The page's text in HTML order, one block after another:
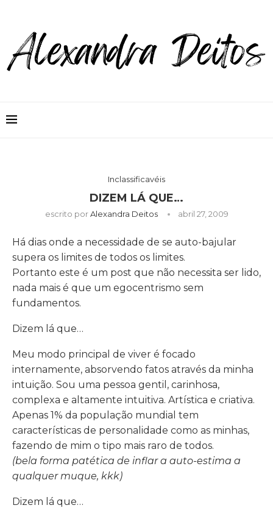
Inclassificavéis
DIZEM LÁ QUE…
escrito porAlexandra Deitos abril 27, 2009
Há dias onde a necessidade de se auto-bajular
supera os limites de todos os limites.
Portanto este é um post que não necessita ser lido,
nada mais é que um egocentrismo sem
fundamentos.
Dizem lá que…
Meu modo principal de viver é focado
internamente, absorvendo fatos através da minha
intuição. Sou uma pessoa gentil, carinhosa,
complexa e altamente intuitiva. Artística e criativa.
Apenas 1% da população mundial tem
características de personalidade como as minhas,
fazendo de mim o tipo mais raro de todos.
(bela forma patética de inflar a auto-estima a
qualquer muque, kkk)
Dizem lá que…